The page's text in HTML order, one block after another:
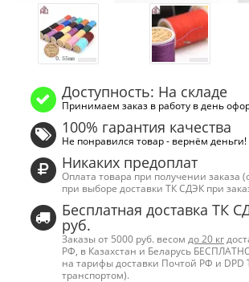
Доступность: На складе
Принимаем заказ в работу в день
100% гарантия качества
Не понравился товар - вернём деньги!
Никаких предоплат
Оплата товара при получении заказа
при выборе доставки ТК СДЭК при
Бесплатная доставка ТК
руб.
Заказы от 5000 руб. весом до 20 кг
РФ, в Казахстан и Беларусь
на тарифы доставки Почтой РФ и DPD
транспортом).